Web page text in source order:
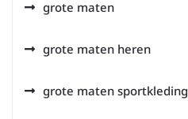
grote maten
grote maten heren
grote maten sportkleding